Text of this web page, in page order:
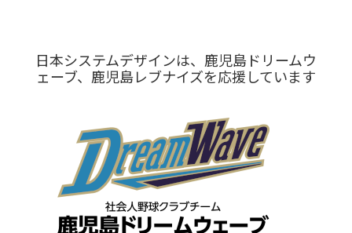
日本システムデザインは、鹿児島ドリームウ
ェーブ、鹿児島レブナイズを応援しています